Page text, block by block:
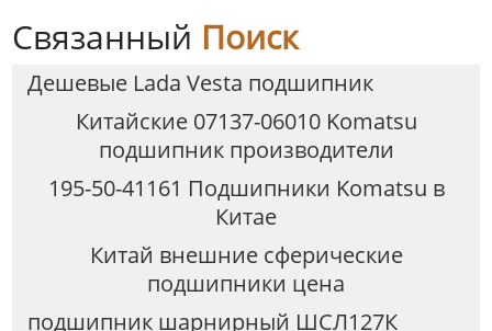
Связанный Поиск
Дешевые Lada Vesta подшипник
Китайские 07137-06010 Komatsu
подшипник производители
195-50-41161 Подшипники Komatsu в
Китае
Китай внешние сферические
подшипники цена
подшипник шарнирный ШСЛ127К